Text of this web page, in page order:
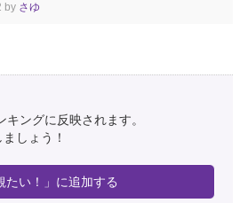
by さゆ
ングに反映されます。
しょう！
たい！」に追加する